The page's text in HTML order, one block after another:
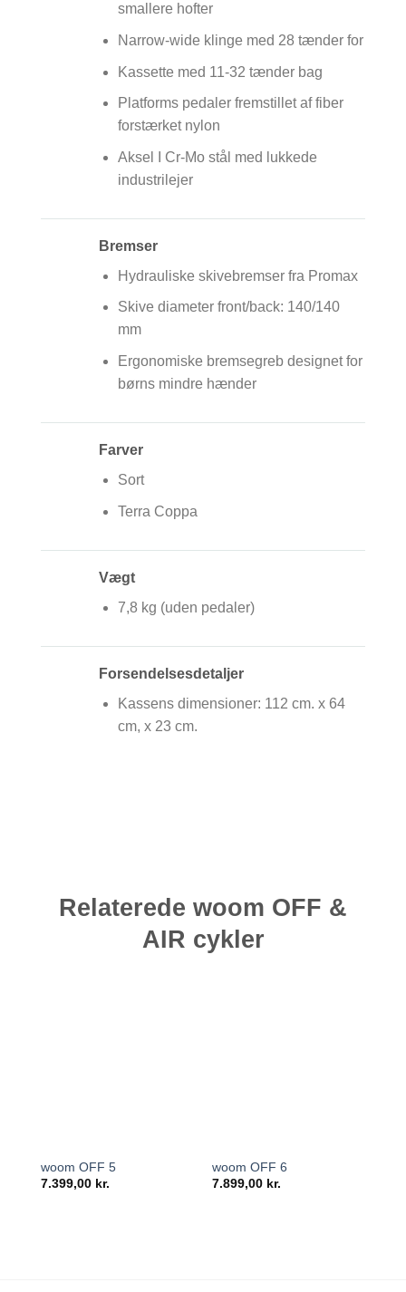
smallere hofter
Narrow-wide klinge med 28 tænder for
Kassette med 11-32 tænder bag
Platforms pedaler fremstillet af fiber
forstærket nylon
Aksel I Cr-Mo stål med lukkede
industrilejer
Bremser
Hydrauliske skivebremser fra Promax
Skive diameter front/back: 140/140
mm
Ergonomiske bremsegreb designet for
børns mindre hænder
Farver
Sort
Terra Coppa
Vægt
7,8 kg (uden pedaler)
Forsendelsesdetaljer
Kassens dimensioner: 112 cm. x 64
cm, x 23 cm.
Relaterede woom OFF &
AIR cykler
woom OFF 5
7.399,00 kr.
woom OFF 6
7.899,00 kr.